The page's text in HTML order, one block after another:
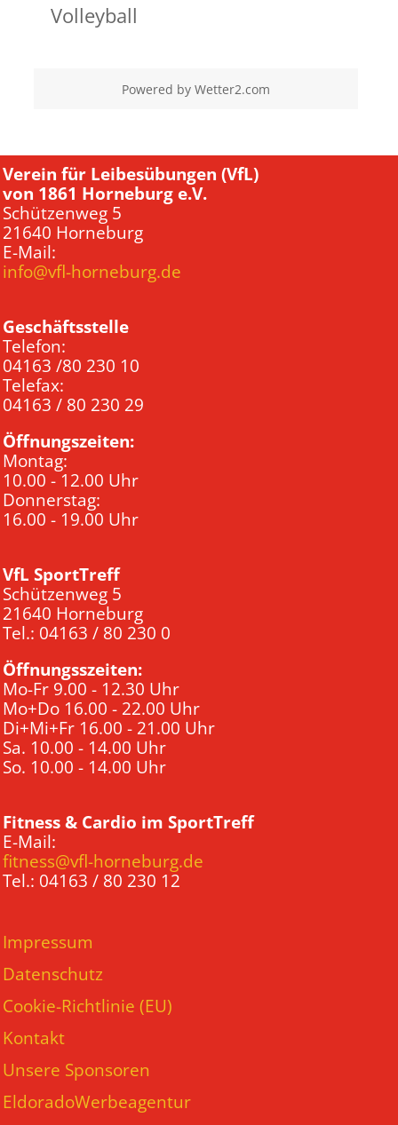
Volleyball
Powered by Wetter2.com
Verein für Leibesübungen (VfL)
von 1861 Horneburg e.V.
Schützenweg 5
21640 Horneburg
E-Mail:
info@vfl-horneburg.de
Geschäftsstelle
Telefon:
04163 /80 230 10
Telefax:
04163 / 80 230 29
Öffnungszeiten:
Montag:
10.00 - 12.00 Uhr
Donnerstag:
16.00 - 19.00 Uhr
VfL SportTreff
Schützenweg 5
21640 Horneburg
Tel.: 04163 / 80 230 0
Öffnungsszeiten:
Mo-Fr 9.00 - 12.30 Uhr
Mo+Do 16.00 - 22.00 Uhr
Di+Mi+Fr 16.00 - 21.00 Uhr
Sa. 10.00 - 14.00 Uhr
So. 10.00 - 14.00 Uhr
Fitness & Cardio im SportTreff
E-Mail:
fitness@vfl-horneburg.de
Tel.: 04163 / 80 230 12
Impressum
Datenschutz
Cookie-Richtlinie (EU)
Kontakt
Unsere Sponsoren
EldoradoWerbeagentur